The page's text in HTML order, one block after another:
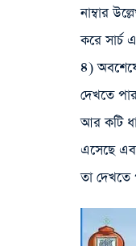
নাম্বার
করে সার্চ
৪)
দেখতে
আর কটি
এসেছে
তা দেখতে